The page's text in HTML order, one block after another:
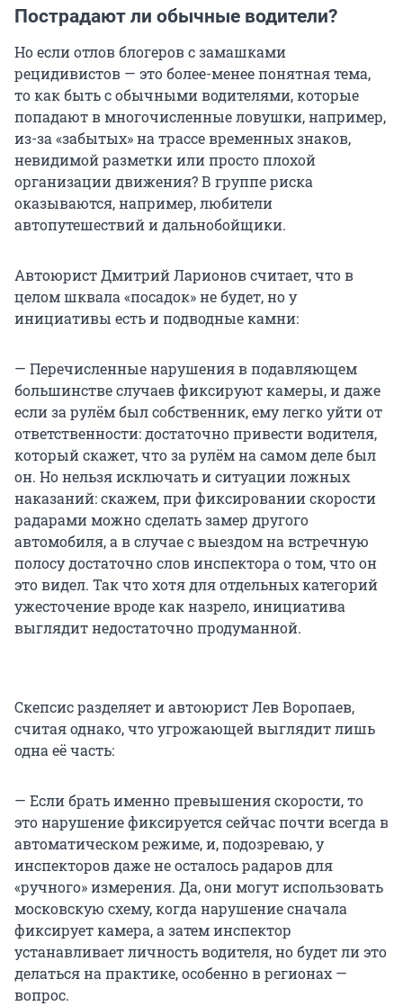
Пострадают ли обычные водители?
Но если отлов блогеров с замашками
рецидивистов — это более-менее понятная тема,
то как быть с обычными водителями, которые
попадают в многочисленные ловушки, например,
из-за «забытых» на трассе временных знаков,
невидимой разметки или просто плохой
организации движения? В группе риска
оказываются, например, любители
автопутешествий и дальнобойщики.
Автоюрист Дмитрий Ларионов считает, что в
целом шквала «посадок» не будет, но у
инициативы есть и подводные камни:
— Перечисленные нарушения в подавляющем
большинстве случаев фиксируют камеры, и даже
если за рулём был собственник, ему легко уйти от
ответственности: достаточно привести водителя,
который скажет, что за рулём на самом деле был
он. Но нельзя исключать и ситуации ложных
наказаний: скажем, при фиксировании скорости
радарами можно сделать замер другого
автомобиля, а в случае с выездом на встречную
полосу достаточно слов инспектора о том, что он
это видел. Так что хотя для отдельных категорий
ужесточение вроде как назрело, инициатива
выглядит недостаточно продуманной.
Скепсис разделяет и автоюрист Лев Воропаев,
считая однако, что угрожающей выглядит лишь
одна её часть:
— Если брать именно превышения скорости, то
это нарушение фиксируется сейчас почти всегда в
автоматическом режиме, и, подозреваю, у
инспекторов даже не осталось радаров для
«ручного» измерения. Да, они могут использовать
московскую схему, когда нарушение сначала
фиксирует камера, а затем инспектор
устанавливает личность водителя, но будет ли это
делаться на практике, особенно в регионах —
вопрос.